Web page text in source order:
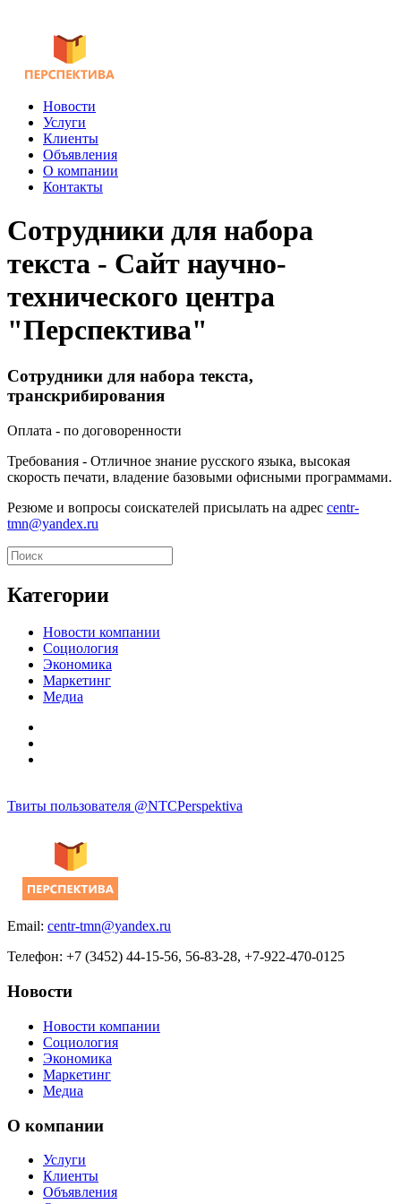
Новости
Услуги
Клиенты
Объявления
О компании
Контакты
Сотрудники для набора
текста - Сайт научно-
технического центра
"Перспектива"
Сотрудники для набора текста,
транскрибирования
Оплата - по договоренности
Требования - Отличное знание русского языка, высокая
скорость печати, владение базовыми офисными программами.
Резюме и вопросы соискателей присылать на адрес centr-
tmn@yandex.ru
Категории
Новости компании
Социология
Экономика
Маркетинг
Медиа
Твиты пользователя @NTCPerspektiva
Email: centr-tmn@yandex.ru
Телефон: +7 (3452) 44-15-56, 56-83-28, +7-922-470-0125
Новости
Новости компании
Социология
Экономика
Маркетинг
Медиа
О компании
Услуги
Клиенты
Объявления